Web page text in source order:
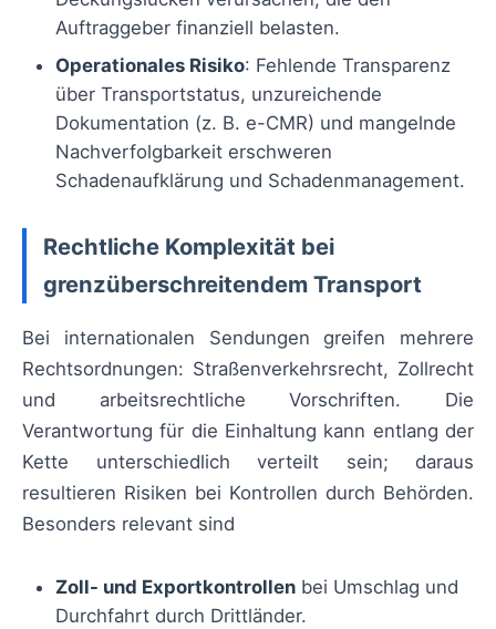
Auftraggeber finanziell belasten.
Operationales Risiko: Fehlende Transparenz
über Transportstatus, unzureichende
Dokumentation (z. B. e-CMR) und mangelnde
Nachverfolgbarkeit erschweren
Schadenaufklärung und Schadenmanagement.
Rechtliche Komplexität bei
grenzüberschreitendem Transport
Bei internationalen Sendungen greifen mehrere
Rechtsordnungen: Straßenverkehrsrecht, Zollrecht
und arbeitsrechtliche Vorschriften. Die
Verantwortung für die Einhaltung kann entlang der
Kette unterschiedlich verteilt sein; daraus
resultieren Risiken bei Kontrollen durch Behörden.
Besonders relevant sind
Zoll- und Exportkontrollen bei Umschlag und
Durchfahrt durch Drittländer.